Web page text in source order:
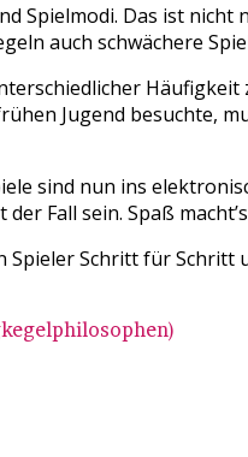
Spielmodi. Das ist
auch schwächere
Jugend besuchte,
sind nun ins
Fall sein. Spaß
Spieler Schritt für